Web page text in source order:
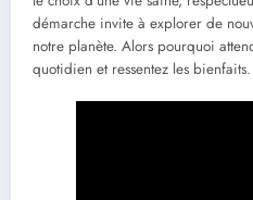
démarche invite à explorer de
notre planète. Alors pourquoi
quotidien et ressentez les bienfaits.